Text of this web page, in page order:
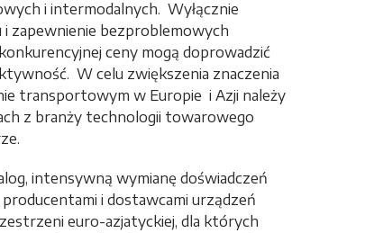
i intermodalnych. Wyłącznie
i zapewnienie bezproblemowych
ceny mogą doprowadzić
W celu zwiększenia znaczenia
transportowym w Europie i Azji należy
z branży technologii towarowego
intensywną wymianę doświadczeń
i dostawcami urządzeń
euro-azjatyckiej, dla których